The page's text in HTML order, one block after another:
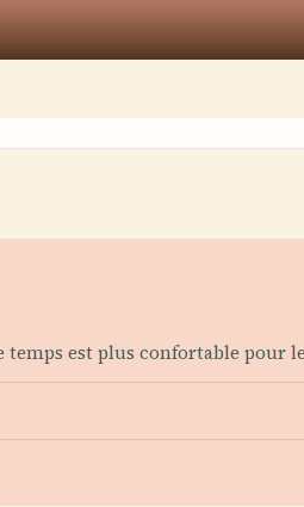
est plus confortable pour